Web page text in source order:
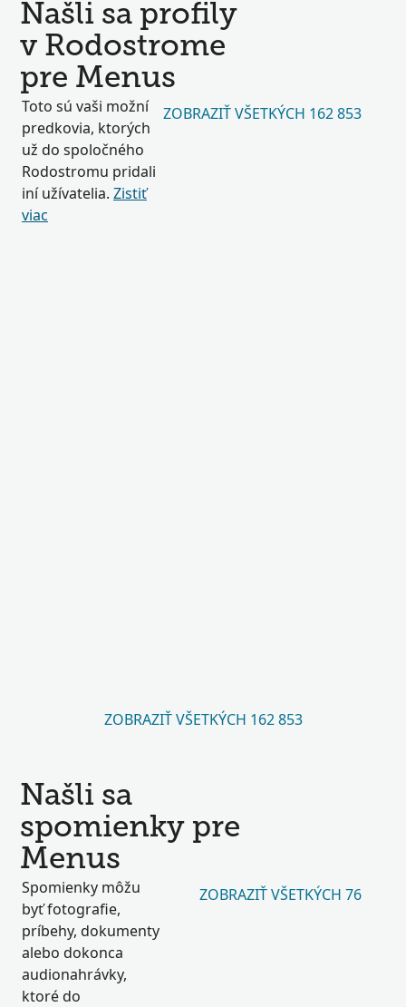
Našli sa profily
v Rodostrome
pre Menus
Toto sú vaši možní
predkovia, ktorých
už do spoločného
Rodostromu pridali
iní užívatelia. Zistiť
viac
ZOBRAZIŤ VŠETKÝCH 162 853
ZOBRAZIŤ VŠETKÝCH 162 853
Našli sa
spomienky pre
Menus
Spomienky môžu
byť fotografie,
príbehy, dokumenty
alebo dokonca
audionahrávky,
ktoré do
ZOBRAZIŤ VŠETKÝCH 76